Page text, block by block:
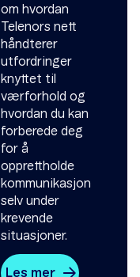
om hvordan
Telenors nett
håndterer
utfordringer
knyttet til
værforhold og
hvordan du kan
forberede deg
for å
opprettholde
kommunikasjon
selv under
krevende
situasjoner.
Les mer